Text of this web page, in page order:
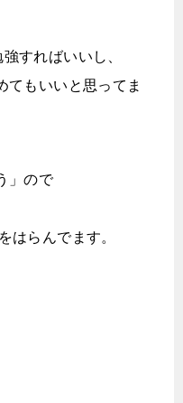
すればいいし、
てもいいと思ってま
」ので
はらんでます。